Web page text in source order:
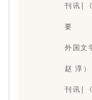
刊讯|
要
外国文
赵 淳）
刊讯|